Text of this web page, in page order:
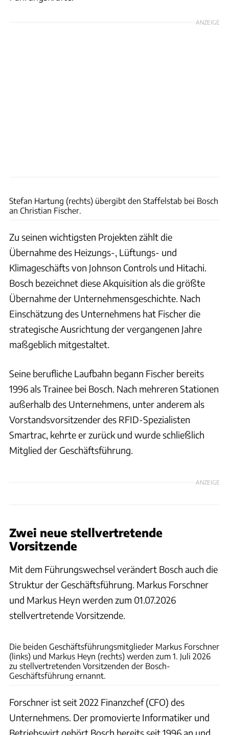
ANZEIGE
Stefan Hartung (rechts) übergibt den Staffelstab bei Bosch
an Christian Fischer.
Zu seinen wichtigsten Projekten zählt die
Übernahme des Heizungs-, Lüftungs- und
Klimageschäfts von Johnson Controls und Hitachi.
Bosch bezeichnet diese Akquisition als die größte
Übernahme der Unternehmensgeschichte. Nach
Einschätzung des Unternehmens hat Fischer die
strategische Ausrichtung der vergangenen Jahre
maßgeblich mitgestaltet.
Seine berufliche Laufbahn begann Fischer bereits
1996 als Trainee bei Bosch. Nach mehreren Stationen
außerhalb des Unternehmens, unter anderem als
Vorstandsvorsitzender des RFID-Spezialisten
Smartrac, kehrte er zurück und wurde schließlich
Mitglied der Geschäftsführung.
ANZEIGE
Zwei neue stellvertretende
Vorsitzende
Mit dem Führungswechsel verändert Bosch auch die
Struktur der Geschäftsführung. Markus Forschner
und Markus Heyn werden zum 01.07.2026
stellvertretende Vorsitzende.
Die beiden Geschäftsführungsmitglieder Markus Forschner
(links) und Markus Heyn (rechts) werden zum 1. Juli 2026
zu stellvertretenden Vorsitzenden der Bosch-
Geschäftsführung ernannt.
Forschner ist seit 2022 Finanzchef (CFO) des
Unternehmens. Der promovierte Informatiker und
Betriebswirt gehört Bosch bereits seit 1996 an und